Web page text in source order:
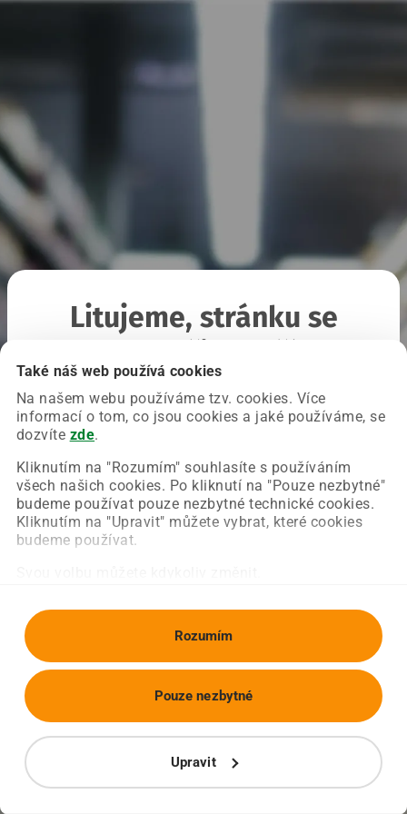
Také náš web používá cookies
Na našem webu používáme tzv. cookies. Více
informací o tom, co jsou cookies a jaké používáme, se
dozvíte zde.
Kliknutím na "Rozumím" souhlasíte s používáním
všech našich cookies. Po kliknutí na "Pouze nezbytné"
budeme používat pouze nezbytné technické cookies.
Kliknutím na "Upravit" můžete vybrat, které cookies
budeme používat.
Rozumím
Upravit
Pouze nezbytné
Litujeme, stránku se
Chyba nastala na naší straně a už ji opravujeme.
Zkuste prosím znovu načíst požadovanou stránku.
Obnovit stránku Úvodní strana